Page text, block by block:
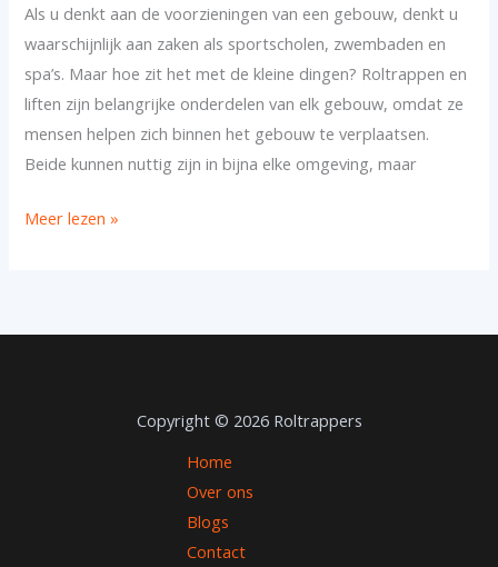
Als u denkt aan de voorzieningen van een gebouw, denkt u
waarschijnlijk aan zaken als sportscholen, zwembaden en
spa’s. Maar hoe zit het met de kleine dingen? Roltrappen en
liften zijn belangrijke onderdelen van elk gebouw, omdat ze
mensen helpen zich binnen het gebouw te verplaatsen.
Beide kunnen nuttig zijn in bijna elke omgeving, maar
is
geschikt
voor
uw
gebouw?
Meer lezen »
Copyright © 2026 Roltrappers
Home
Over ons
Blogs
Contact